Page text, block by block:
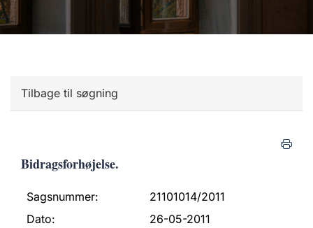
Tilbage til søgning
Bidragsforhøjelse.
Sagsnummer:
21101014/2011
Dato:
26-05-2011